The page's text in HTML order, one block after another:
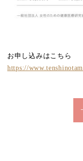
お申し込みはこちら
https://